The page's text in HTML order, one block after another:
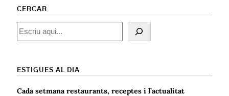
CERCAR
Cercar
ESTIGUES AL DIA
Cada setmana restaurants, receptes i l’actualitat